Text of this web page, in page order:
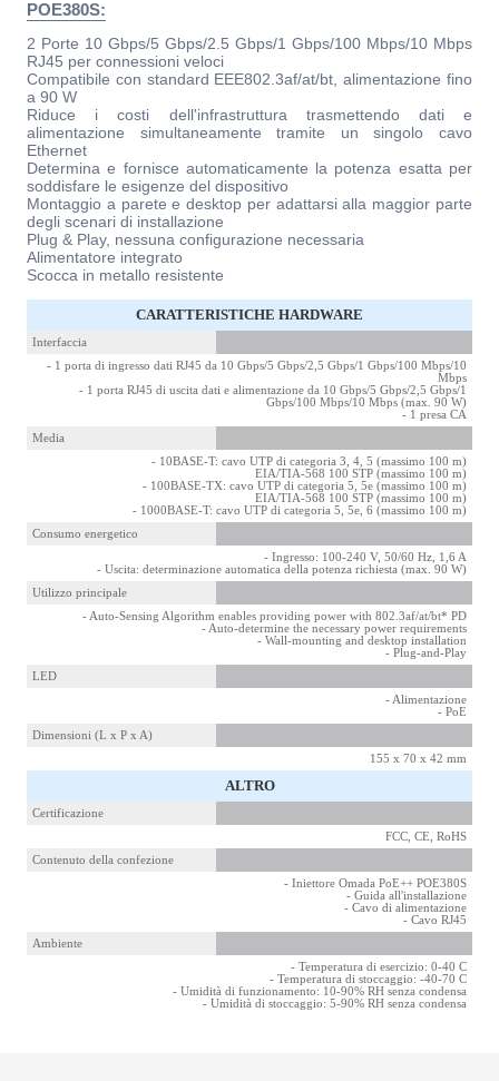
POE380S:
2 Porte 10 Gbps/5 Gbps/2.5 Gbps/1 Gbps/100 Mbps/10 Mbps
RJ45 per connessioni veloci
Compatibile con standard EEE802.3af/at/bt, alimentazione fino
a 90 W
Riduce i costi dell'infrastruttura trasmettendo dati e
alimentazione simultaneamente tramite un singolo cavo
Ethernet
Determina e fornisce automaticamente la potenza esatta per
soddisfare le esigenze del dispositivo
Montaggio a parete e desktop per adattarsi alla maggior parte
degli scenari di installazione
Plug & Play, nessuna configurazione necessaria
Alimentatore integrato
Scocca in metallo resistente
CARATTERISTICHE HARDWARE
Interfaccia
- 1 porta di ingresso dati RJ45 da 10 Gbps/5 Gbps/2,5 Gbps/1 Gbps/100 Mbps/10
Mbps
- 1 porta RJ45 di uscita dati e alimentazione da 10 Gbps/5 Gbps/2,5 Gbps/1
Gbps/100 Mbps/10 Mbps (max. 90 W)
- 1 presa CA
Media
- 10BASE-T: cavo UTP di categoria 3, 4, 5 (massimo 100 m)
EIA/TIA-568 100 STP (massimo 100 m)
- 100BASE-TX: cavo UTP di categoria 5, 5e (massimo 100 m)
EIA/TIA-568 100 STP (massimo 100 m)
- 1000BASE-T: cavo UTP di categoria 5, 5e, 6 (massimo 100 m)
Consumo energetico
- Ingresso: 100-240 V, 50/60 Hz, 1,6 A
- Uscita: determinazione automatica della potenza richiesta (max. 90 W)
Utilizzo principale
- Auto-Sensing Algorithm enables providing power with 802.3af/at/bt* PD
- Auto-determine the necessary power requirements
- Wall-mounting and desktop installation
- Plug-and-Play
LED
- Alimentazione
- PoE
Dimensioni (L x P x A)
155 x 70 x 42 mm
ALTRO
Certificazione
FCC, CE, RoHS
Contenuto della confezione
- Iniettore Omada PoE++ POE380S
- Guida all'installazione
- Cavo di alimentazione
- Cavo RJ45
Ambiente
- Temperatura di esercizio: 0-40 C
- Temperatura di stoccaggio: -40-70 C
- Umidità di funzionamento: 10-90% RH senza condensa
- Umidità di stoccaggio: 5-90% RH senza condensa